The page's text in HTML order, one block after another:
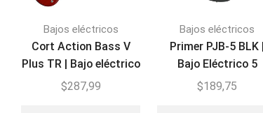
Bajos eléctricos
Cort Action Bass V
Plus TR | Bajo eléctrico
5 cuerdas
$287,99
Bajos eléctricos
Primer PJB-5 BLK |
Bajo Eléctrico 5
cuerdas + Estuche
$189,75